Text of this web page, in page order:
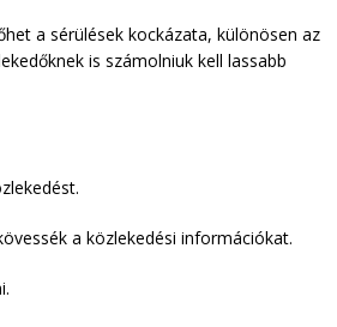
a sérülések kockázata, különösen az
is számolniuk kell lassabb
a közlekedési információkat.